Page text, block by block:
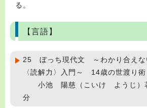
る。
【言語】
25 ぼっち現代文 ～わかり合えな
〈読解力〉入門～ 14歳の世渡り術
小池 陽慈（こいけ ようじ
分